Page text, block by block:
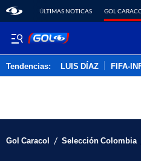
ÚLTIMAS NOTICAS GOL
Tendencias: LUIS DÍAZ FIFA-
Gol Caracol / Selección Colombia